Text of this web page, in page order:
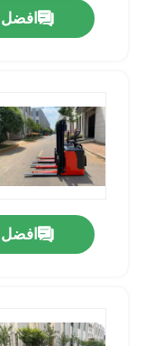
افضل
افضل